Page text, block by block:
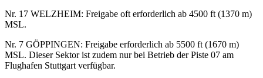
Nr. 17 WELZHEIM: Freigabe oft erforderlich ab 4500 ft (1370 m)
MSL.
Nr. 7 GÖPPINGEN: Freigabe erforderlich ab 5500 ft (1670 m)
MSL. Dieser Sektor ist zudem nur bei Betrieb der Piste 07 am
Flughafen Stuttgart verfügbar.